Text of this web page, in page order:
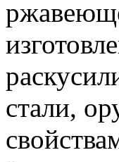
стали,